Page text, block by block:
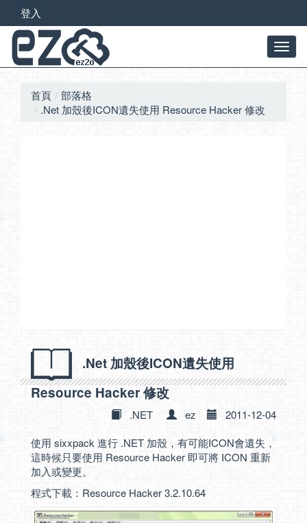
登入
首頁
部落格
.Net 加殼後ICON遺失使用 Resource Hacker 修改
.Net 加殼後ICON遺失使用
Resource Hacker 修改
.NET ez
2011-12-04
使用 sixxpack 進行 .NET 加殼，有可能ICON會遺失，
這時候只要使用 Resource Hacker 即可將 ICON 重新
加入或變更。
程式下載： Resource Hacker 3.2.10.64